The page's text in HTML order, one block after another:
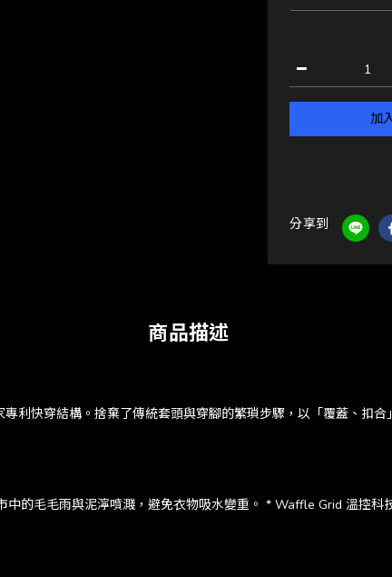
加
分享到
商品描述
利快穿結構。捨棄了傳統套頭與穿腳的繁瑣步驟，以「覆蓋、扣
的毛毛雨與泥濘噴濺，避免衣物吸水變重。 * Waffle Grid 溫控